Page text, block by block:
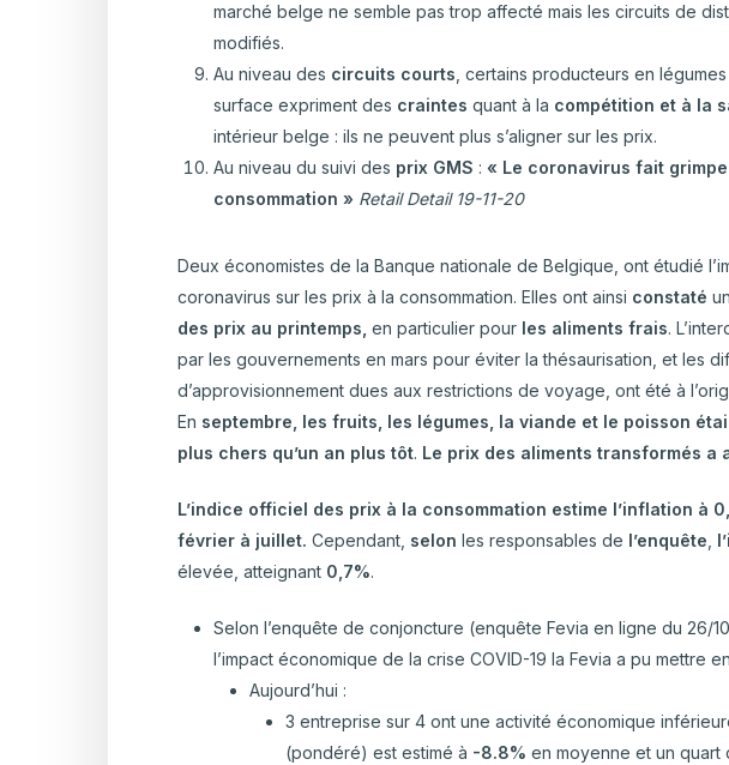
marché belge ne semble pas trop affecté mais les circuits de
modifiés.
Au niveau des circuits courts , certains producteurs en
surface expriment des craintesquant à la compétition et à la
intérieur belge : ils ne peuvent plus s’aligner sur les prix.
Au niveau du suivi des prix GMS : « Le coronavirus fait
consommation » Retail Detail 19-11-20
Deux économistes de la Banque nationale de Belgique, ont étudié
coronavirus sur les prix à la consommation. Elles ont ainsi constaté
des prix au printemps, en particulier pour les aliments frais.
par les gouvernements en mars pour éviter la thésaurisation, et les
d’approvisionnement dues aux restrictions de voyage, ont été à
En septembre, les fruits, les légumes, la viande et le poisson
plus chers qu’un an plus tôt. Le prix des aliments transformés a
L’indice officiel des prix à la consommation estime l’inflation à
février à juillet. Cependant, selon les responsables de l’enquête
élevée, atteignant 0,7%.
Selon l’enquête de conjoncture (enquête Fevia en ligne du 26/
l’impact économique de la crise COVID-19 la Fevia a pu mettre
Aujourd’hui :
3 entreprise sur 4 ont une activité économique inférieure
(pondéré) est estimé à -8.8% en moyenne et un quart